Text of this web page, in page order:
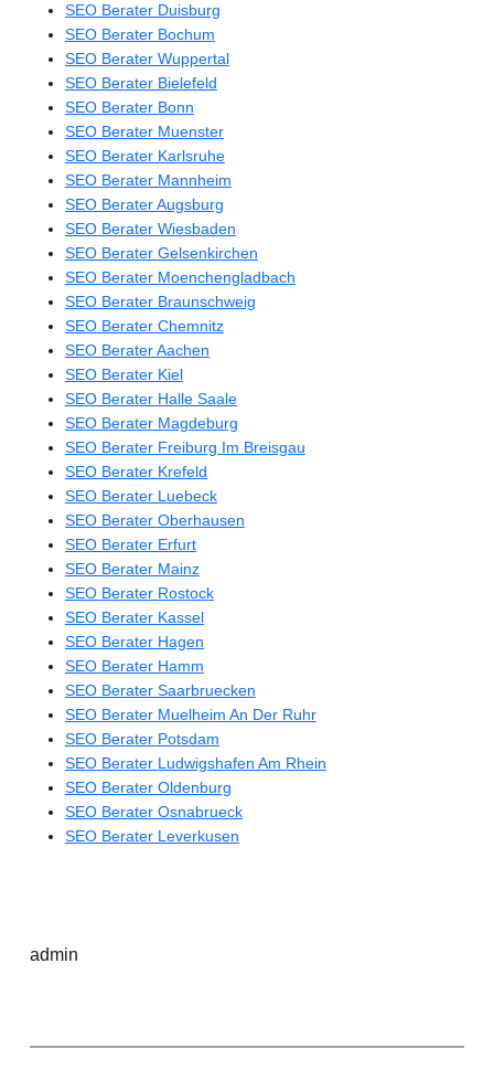
SEO Berater Duisburg
SEO Berater Bochum
SEO Berater Wuppertal
SEO Berater Bielefeld
SEO Berater Bonn
SEO Berater Muenster
SEO Berater Karlsruhe
SEO Berater Mannheim
SEO Berater Augsburg
SEO Berater Wiesbaden
SEO Berater Gelsenkirchen
SEO Berater Moenchengladbach
SEO Berater Braunschweig
SEO Berater Chemnitz
SEO Berater Aachen
SEO Berater Kiel
SEO Berater Halle Saale
SEO Berater Magdeburg
SEO Berater Freiburg Im Breisgau
SEO Berater Krefeld
SEO Berater Luebeck
SEO Berater Oberhausen
SEO Berater Erfurt
SEO Berater Mainz
SEO Berater Rostock
SEO Berater Kassel
SEO Berater Hagen
SEO Berater Hamm
SEO Berater Saarbruecken
SEO Berater Muelheim An Der Ruhr
SEO Berater Potsdam
SEO Berater Ludwigshafen Am Rhein
SEO Berater Oldenburg
SEO Berater Osnabrueck
SEO Berater Leverkusen
admin